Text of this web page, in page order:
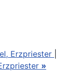
Erzpriester
»